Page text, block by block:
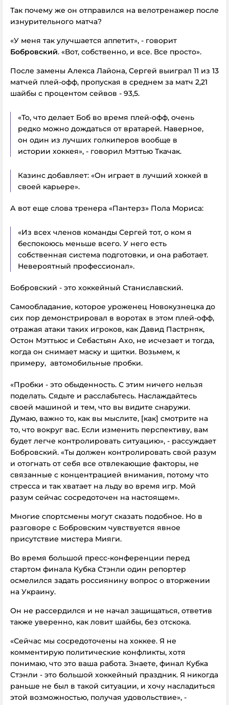
Так почему же он отправился на велотренажер после
изнурительного матча?
«У меня так улучшается аппетит», - говорит
Бобровский. «Вот, собственно, и все. Все просто».
После замены Алекса Лайона, Сергей выиграл 11 из 13
матчей плей-офф, пропуская в среднем за матч 2,21
шайбы с процентом сейвов - 93,5.
«То, что делает Боб во время плей-офф, очень
редко можно дождаться от вратарей. Наверное,
он один из лучших голкиперов вообще в
истории хоккея», - говорил Мэттью Ткачак.
Казинс добавляет: «Он играет в лучший хоккей в
своей карьере».
А вот еще слова тренера «Пантерз» Пола Мориса:
«Из всех членов команды Сергей тот, о ком я
беспокоюсь меньше всего. У него есть
собственная система подготовки, и она работает.
Невероятный профессионал».
Бобровский - это хоккейный Станиславский.
Самообладание, которое уроженец Новокузнецка до
сих пор демонстрировал в воротах в этом плей-офф,
отражая атаки таких игроков, как Давид Пастрняк,
Остон Мэттьюс и Себастьян Ахо, не исчезает и тогда,
когда он снимает маску и щитки. Возьмем, к
примеру, автомобильные пробки.
«Пробки - это обыденность. С этим ничего нельзя
поделать. Сядьте и расслабьтесь. Наслаждайтесь
своей машиной и тем, что вы видите снаружи.
Думаю, важно то, как вы мыслите, [как] смотрите на
то, что вокруг вас. Если изменить перспективу, вам
будет легче контролировать ситуацию», - рассуждает
Бобровский. «Ты должен контролировать свой разум
и отогнать от себя все отвлекающие факторы, не
связанные с концентрацией внимания, потому что
стресса и так хватает на льду во время игр. Мой
разум сейчас сосредоточен на настоящем».
Многие спортсмены могут сказать подобное. Но в
разговоре с Бобровским чувствуется явное
присутствие мистера Мияги.
Во время большой пресс-конференции перед
стартом финала Кубка Стэнли один репортер
осмелился задать россиянину вопрос о вторжении
на Украину.
Он не рассердился и не начал защищаться, ответив
также уверенно, как ловит шайбы, без отскока.
«Сейчас мы сосредоточены на хоккее. Я не
комментирую политические конфликты, хотя
понимаю, что это ваша работа. Знаете, финал Кубка
Стэнли - это большой хоккейный праздник. Я никогда
раньше не был в такой ситуации, и хочу насладиться
этой возможностью, получая удовольствие», -